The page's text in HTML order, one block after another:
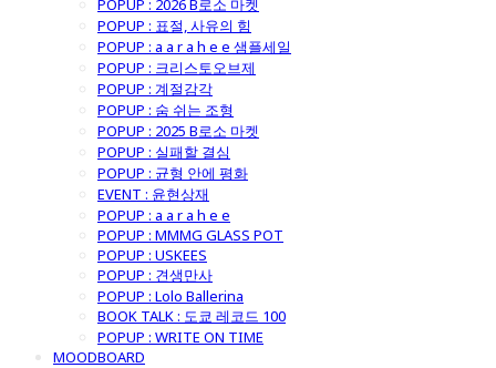
POPUP : 2026 B로소 마켓
POPUP : 표절, 사유의 힘
POPUP : a a r a h e e 샘플세일
POPUP : 크리스토오브제
POPUP : 계절감각
POPUP : 숨 쉬는 조형
POPUP : 2025 B로소 마켓
POPUP : 실패할 결심
POPUP : 균형 안에 평화
EVENT : 윤현상재
POPUP : a a r a h e e
POPUP : MMMG GLASS POT
POPUP : USKEES
POPUP : 견생만사
POPUP : Lolo Ballerina
BOOK TALK : 도쿄 레코드 100
POPUP : WRITE ON TIME
MOODBOARD